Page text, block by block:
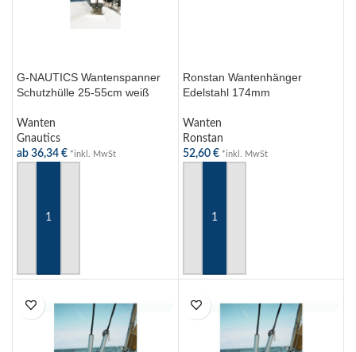
G-NAUTICS Wantenspanner
Schutzhülle 25-55cm weiß
Wanten
Gnautics
ab 36,34 € *inkl. MwSt
Ronstan Wantenhänger
Edelstahl 174mm
Wanten
Ronstan
52,60 € *inkl. MwSt